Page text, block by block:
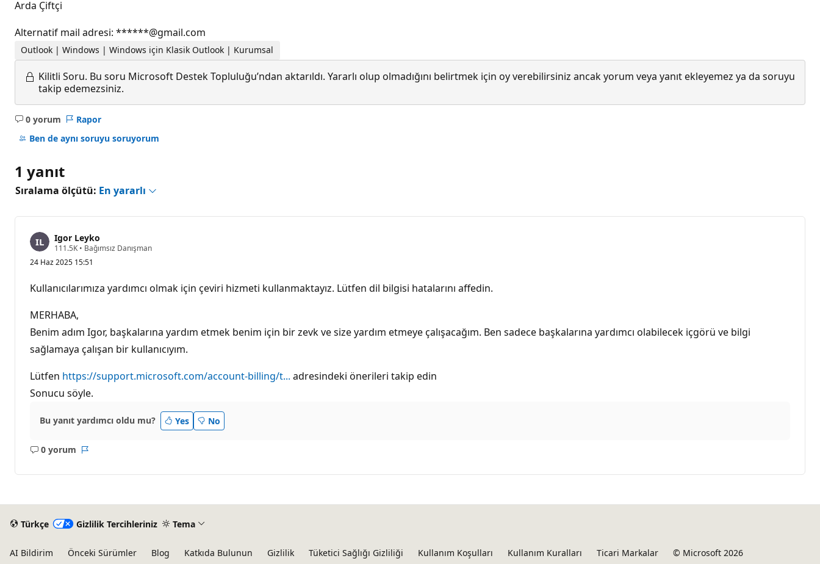
Arda Çiftçi
Alternatif mail adresi: ******@gmail.com
Outlook | Windows | Windows için Klasik Outlook | Kurumsal
Kilitli Soru. Bu soru Microsoft Destek Topluluğu’ndan aktarıldı. Yararlı olup olmadığını belirtmek için oy verebilirsiniz ancak yorum veya yanıt ekleyemez ya da soruyu
takip edemezsiniz.
0 yorum
Açıklama
yok
Rapor
Ben de aynı soruyu soruyorum
1 yanıt
Sıralama ölçütü: En yararlı
Igor Leyko
111.5K S
y
ı
n
p
u
a
• Bağımsız Danışman
24 Haz 2025 15:51
Kullanıcılarımıza yardımcı olmak için çeviri hizmeti kullanmaktayız. Lütfen dil bilgisi hatalarını affedin.
MERHABA,
Benim adım Igor, başkalarına yardım etmek benim için bir zevk ve size yardım etmeye çalışacağım. Ben sadece başkalarına yardımcı olabilecek içgörü ve bilgi
sağlamaya çalışan bir kullanıcıyım.
Lütfen https://support.microsoft.com/account-billing/t... adresindeki önerileri takip edin
Sonucu söyle.
Bu yanıt yardımcı oldu mu? Yes No
0 yorum
Açıklama
Türkçe Gizlilik Tercihleriniz Tema
AI Bildirim Önceki Sürümler Blog Katkıda Bulunun Gizlilik Tüketici Sağlığı Gizliliği Kullanım Koşulları Kullanım Kuralları Ticari Markalar © Microsoft 2026